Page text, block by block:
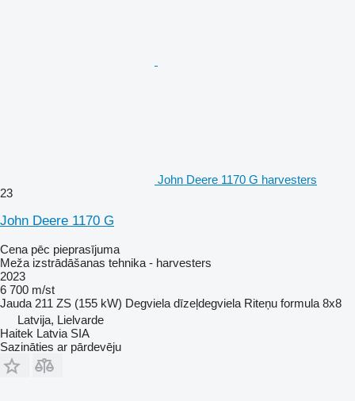
John Deere 1170 G harvesters
23
John Deere 1170 G
Cena pēc pieprasījuma
Meža izstrādāšanas tehnika - harvesters
2023
6 700 m/st
Jauda 211 ZS (155 kW) Degviela dīzeļdegviela Riteņu formula 8x8
Latvija, Lielvarde
Haitek Latvia SIA
Sazināties ar pārdevēju